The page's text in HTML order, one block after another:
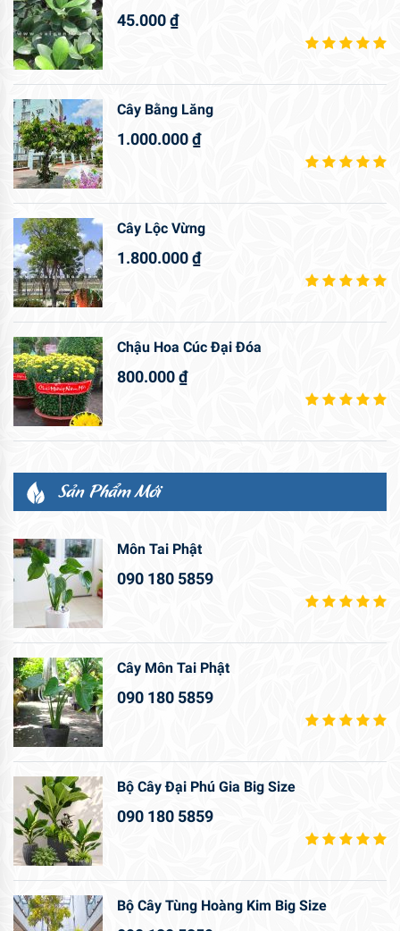
45.000₫
Cây Bằng Lăng
1.000.000₫
Cây Lộc Vừng
1.800.000₫
Chậu Hoa Cúc Đại Đóa
800.000₫
Sản Phẩm Mới
Môn Tai Phật
090 180 5859
Cây Môn Tai Phật
090 180 5859
Bộ Cây Đại Phú Gia Big Size
090 180 5859
Bộ Cây Tùng Hoàng Kim Big Size